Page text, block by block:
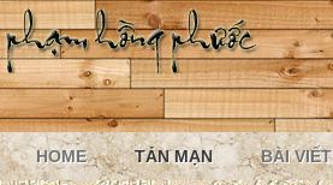
HOME TẢN MẠN BÀI VIẾT